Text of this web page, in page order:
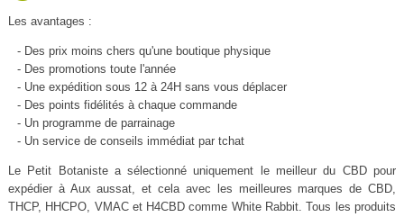
Les avantages :
- Des prix moins chers qu'une boutique physique
- Des promotions toute l'année
- Une expédition sous 12 à 24H sans vous déplacer
- Des points fidélités à chaque commande
- Un programme de parrainage
- Un service de conseils immédiat par tchat
Le Petit Botaniste a sélectionné uniquement le meilleur du CBD pour
expédier à Aux aussat, et cela avec les meilleures marques de CBD,
THCP, HHCPO, VMAC et H4CBD comme White Rabbit. Tous les produits